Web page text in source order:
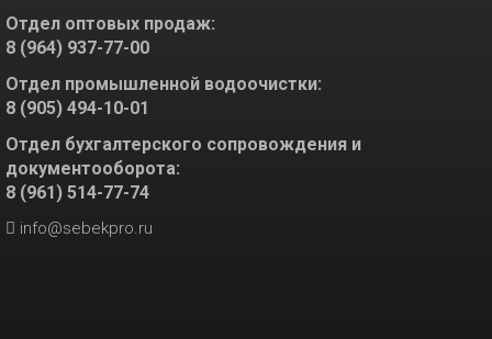
Отдел оптовых продаж:
8 (964) 937-77-00
Отдел промышленной водоочистки:
8 (905) 494-10-01
Отдел бухгалтерского сопровождения и
документооборота:
8 (961) 514-77-74
info@sebekpro.ru